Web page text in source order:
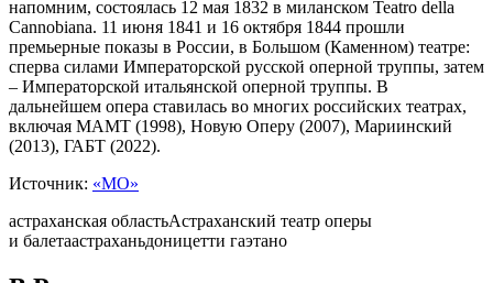
напомним, состоялась 12 мая 1832 в миланском Teatro della
Cannobiana. 11 июня 1841 и 16 октября 1844 прошли
премьерные показы в России, в Большом (Каменном) театре:
сперва силами Императорской русской оперной труппы, затем
– Императорской итальянской оперной труппы. В
дальнейшем опера ставилась во многих российских театрах,
включая МАМТ (1998), Новую Оперу (2007), Мариинский
(2013), ГАБТ (2022).
Источник: «МО»
астраханская областьАстраханский театр оперы
и балетаастраханьдоницетти гаэтано